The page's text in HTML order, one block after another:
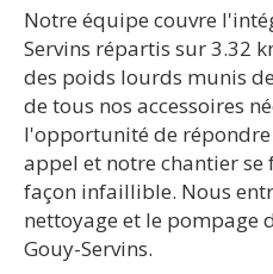
Notre équipe couvre
Servins répartis sur 3.32
des poids lourds munis
de tous nos accessoires
l'opportunité de
appel et notre chantier
façon infaillible. Nous
nettoyage et le pompage
Gouy-Servins.